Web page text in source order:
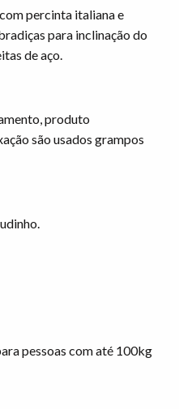
percinta italiana e
para inclinação do
de aço.
produto
são usados grampos
pessoas com até 100kg